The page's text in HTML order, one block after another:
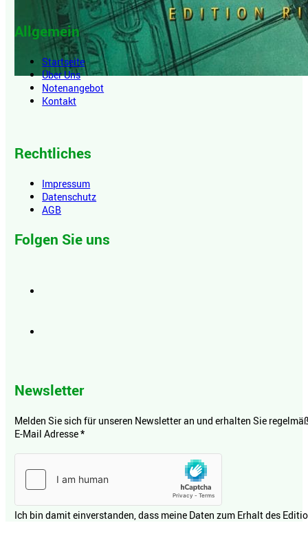
Allgemein
Startseite
Über Uns
Notenangebot
Kontakt
Rechtliches
Impressum
Datenschutz
AGB
Folgen Sie uns
Newsletter
Melden Sie sich für unseren Newsletter an und erhalten Sie
E-Mail Adresse*
Ich bin damit einverstanden, dass meine Daten zum Erhalt des